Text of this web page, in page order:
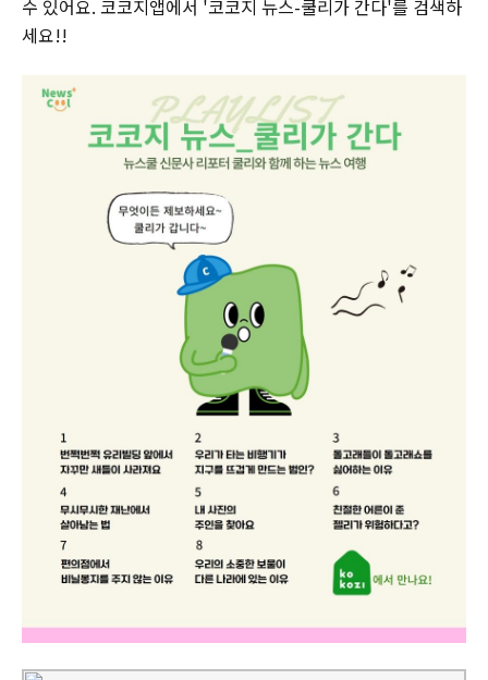
수 있어요. 코코지앱에서 '코코지 뉴스-쿨리가 간다'를 검색하
세요!!